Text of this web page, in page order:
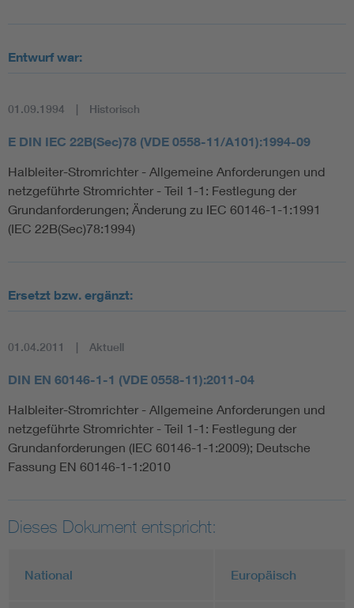
Entwurf war:
01.09.1994 Historisch
E DIN IEC 22B(Sec)78 (VDE 0558-11/A101):1994-09
Halbleiter-Stromrichter - Allgemeine Anforderungen und
netzgeführte Stromrichter - Teil 1-1: Festlegung der
Grundanforderungen; Änderung zu IEC 60146-1-1:1991
(IEC 22B(Sec)78:1994)
Ersetzt bzw. ergänzt:
01.04.2011 Aktuell
DIN EN 60146-1-1 (VDE 0558-11):2011-04
Halbleiter-Stromrichter - Allgemeine Anforderungen und
netzgeführte Stromrichter - Teil 1-1: Festlegung der
Grundanforderungen (IEC 60146-1-1:2009); Deutsche
Fassung EN 60146-1-1:2010
Dieses Dokument entspricht:
National Europäisch